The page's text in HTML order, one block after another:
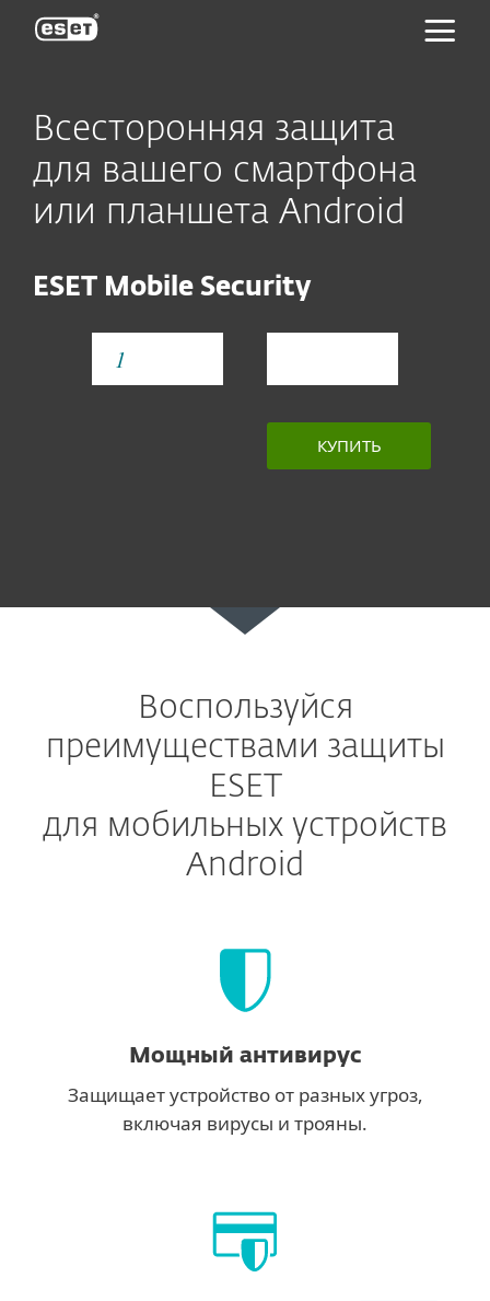
Всесторонняя защита
для вашего смартфона
или планшета Android
ESET Mobile Security
КУПИТЬ
Воспользуйся
преимуществами защиты
ESET
для мобильных устройств
Android
Мощный антивирус
Защищает устройство от разных угроз,
включая вирусы и трояны.
ESET